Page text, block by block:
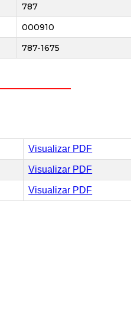
787
000910
787-1675
Visualizar PDF
Visualizar PDF
Visualizar PDF